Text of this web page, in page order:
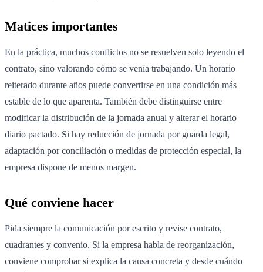
Matices importantes
En la práctica, muchos conflictos no se resuelven solo leyendo el
contrato, sino valorando cómo se venía trabajando. Un horario
reiterado durante años puede convertirse en una condición más
estable de lo que aparenta. También debe distinguirse entre
modificar la distribución de la jornada anual y alterar el horario
diario pactado. Si hay reducción de jornada por guarda legal,
adaptación por conciliación o medidas de protección especial, la
empresa dispone de menos margen.
Qué conviene hacer
Pida siempre la comunicación por escrito y revise contrato,
cuadrantes y convenio. Si la empresa habla de reorganización,
conviene comprobar si explica la causa concreta y desde cuándo